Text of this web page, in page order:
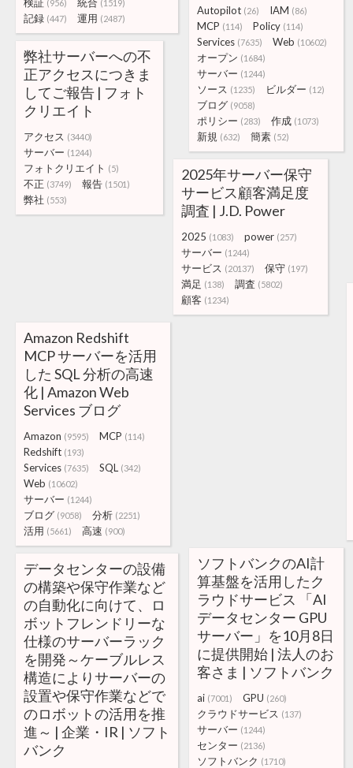
(956) (1519)
記録 (447) 運用 (2487)
Autopilot (26) IAM (86)
MCP (114) Policy (114)
Services (7635) Web (10602)
オープン (1684)
サーバー (1244)
ソース (1235) ビルダー (12)
ブログ (9058)
ポリシー (283) 作成 (1073)
新規 (632) 簡素 (52)
弊社サーバーへの不
正アクセスにつきま
してご報告 | フォト
クリエイト
アクセス (3440)
サーバー (1244)
フォトクリエイト (5)
不正 (3749) 報告 (1501)
弊社 (553)
2025年サーバー保守
サービス顧客満足度
調査 | J.D. Power
2025 (1083) power (257)
サーバー (1244)
サービス (20137) 保守 (197)
満足 (138) 調査 (5802)
顧客 (1234)
Amazon Redshift
MCP サーバーを活用
した SQL 分析の高速
化 | Amazon Web
Services ブログ
Amazon (9595) MCP (114)
Redshift (193)
Services (7635) SQL (342)
Web (10602)
サーバー (1244)
ブログ (9058) 分析 (2251)
活用 (5661) 高速 (900)
ソフトバンクのAI計
算基盤を活用したク
ラウドサービス 「AI
データセンター GPU
サーバー」を10月8日
に提供開始 | 法人のお
客さま | ソフトバンク
ai (7001) GPU (260)
クラウドサービス (137)
サーバー (1244)
センター (2136)
ソフトバンク (1710)
データセンターの設備
の構築や保守作業など
の自動化に向けて、ロ
ボットフレンドリーな
仕様のサーバーラック
を開発～ケーブルレス
構造によりサーバーの
設置や保守作業などで
のロボットの活用を推
進～ | 企業・IR | ソフト
バンク